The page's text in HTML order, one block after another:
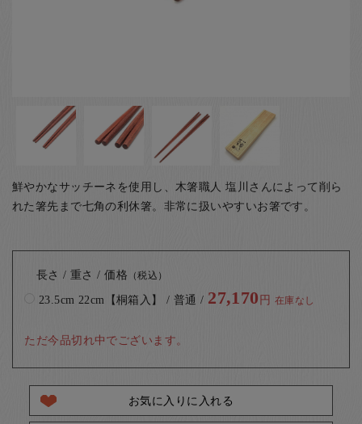
鮮やかなサッチーネを使用し、木箸職人 塩川さんによって削ら
れた箸先まで七角の利休箸。非常に扱いやすいお箸です。
長さ / 重さ / 価格 （税込）
23.5cm 22cm【桐箱入】 / 普通 / 27,170 円 在庫なし
ただ今品切れ中でございます。
お気に入りに入れる